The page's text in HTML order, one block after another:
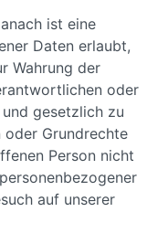
ist eine
Daten erlaubt,
Wahrung der
oder
gesetzlich zu
oder Grundrechte
Person nicht
auf unserer